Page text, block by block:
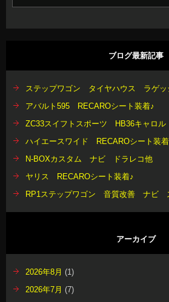
ブログ最新記事
ステップワゴン タイヤハウス ラゲッ
アバルト595 RECAROシート装着♪
ZC33スイフトスポーツ HB36キャロ
ハイエースワイド RECAROシート装
N-BOXカスタム ナビ ドラレコ他
ヤリス RECAROシート装着♪
RP1ステップワゴン 音質改善 ナビ
アーカイブ
2026年8月 (1)
2026年7月 (7)